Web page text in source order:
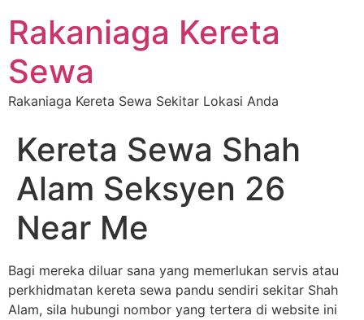
Rakaniaga Kereta
Sewa
Rakaniaga Kereta Sewa Sekitar Lokasi Anda
Kereta Sewa Shah
Alam Seksyen 26
Near Me
Bagi mereka diluar sana yang memerlukan servis atau
perkhidmatan kereta sewa pandu sendiri sekitar Shah
Alam, sila hubungi nombor yang tertera di website ini